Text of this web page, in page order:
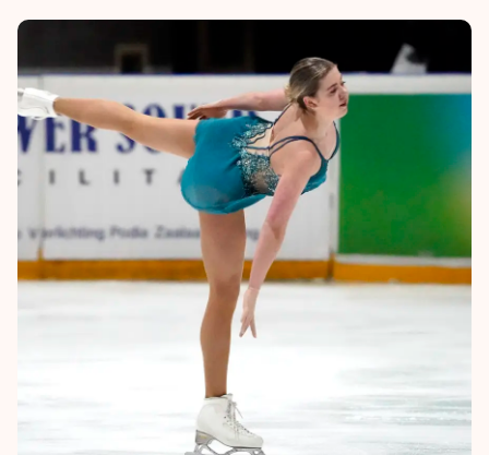
Waar kan ik schaatsen en skaten?
Evenementen
Livestreams
Word schaatsfan!
Winacties
Olympische Spelen
Medaille overzicht
Medaillespiegel
Olympische uitslagen
Van Jong tot Goud verhalen